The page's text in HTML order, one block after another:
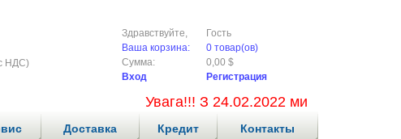
НДС)
Здравствуйте,
Гость
Ваша корзина:
0 товар(ов)
Сумма:
0,00 $
Вход
Регистрация
Увага!!! З 24.02.2022 ми не приймаємо
Доставка Кредит Контакты